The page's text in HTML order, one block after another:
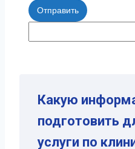
Отправить
Какую
подготовить
услуги по